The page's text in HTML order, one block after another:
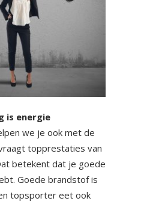
is energie
we je ook met de
topprestaties van
betekent dat je goede
Goede brandstof is
topsporter eet ook